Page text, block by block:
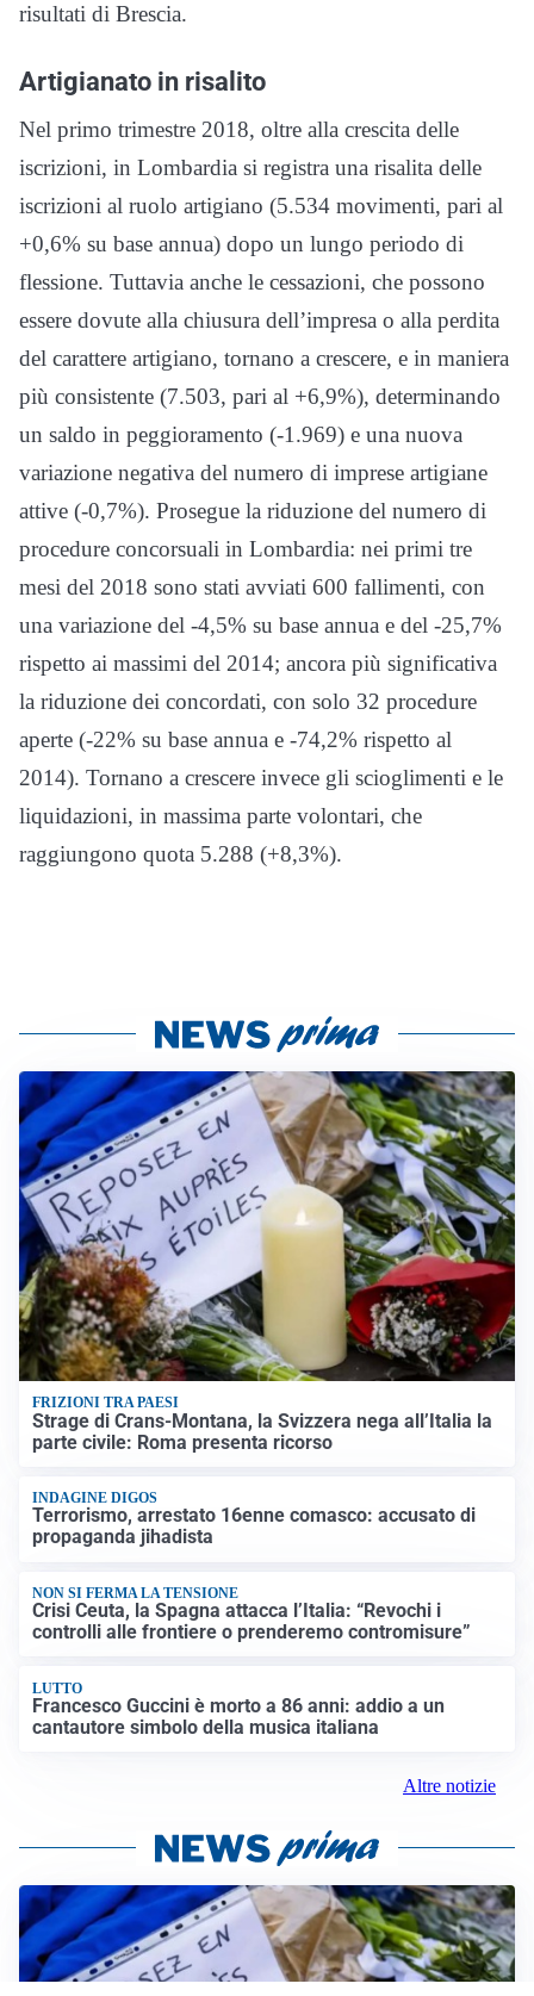
risultati di Brescia.
Artigianato in risalito
Nel primo trimestre 2018, oltre alla crescita delle
iscrizioni, in Lombardia si registra una risalita delle
iscrizioni al ruolo artigiano (5.534 movimenti, pari al
+0,6% su base annua) dopo un lungo periodo di
flessione. Tuttavia anche le cessazioni, che possono
essere dovute alla chiusura dell’impresa o alla perdita
del carattere artigiano, tornano a crescere, e in maniera
più consistente (7.503, pari al +6,9%), determinando
un saldo in peggioramento (-1.969) e una nuova
variazione negativa del numero di imprese artigiane
attive (-0,7%). Prosegue la riduzione del numero di
procedure concorsuali in Lombardia: nei primi tre
mesi del 2018 sono stati avviati 600 fallimenti, con
una variazione del -4,5% su base annua e del -25,7%
rispetto ai massimi del 2014; ancora più significativa
la riduzione dei concordati, con solo 32 procedure
aperte (-22% su base annua e -74,2% rispetto al
2014). Tornano a crescere invece gli scioglimenti e le
liquidazioni, in massima parte volontari, che
raggiungono quota 5.288 (+8,3%).
FRIZIONI TRA PAESI
Strage di Crans-Montana, la Svizzera nega all’Italia la
parte civile: Roma presenta ricorso
INDAGINE DIGOS
Terrorismo, arrestato 16enne comasco: accusato di
propaganda jihadista
NON SI FERMA LA TENSIONE
Crisi Ceuta, la Spagna attacca l’Italia: “Revochi i
controlli alle frontiere o prenderemo contromisure”
LUTTO
Francesco Guccini è morto a 86 anni: addio a un
cantautore simbolo della musica italiana
Altre notizie